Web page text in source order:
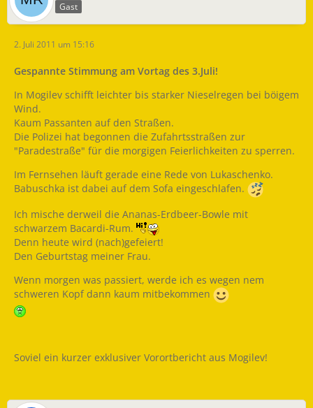
Gast
2. Juli 2011 um 15:16
Gespannte Stimmung am Vortag des 3.Juli!
In Mogilev schifft leichter bis starker Nieselregen bei böigem
Wind.
Kaum Passanten auf den Straßen.
Die Polizei hat begonnen die Zufahrtsstraßen zur
"Paradestraße" für die morgigen Feierlichkeiten zu sperren.
Im Fernsehen läuft gerade eine Rede von Lukaschenko.
Babuschka ist dabei auf dem Sofa eingeschlafen.
Ich mische derweil die Ananas-Erdbeer-Bowle mit
schwarzem Bacardi-Rum.
Denn heute wird (nach)gefeiert!
Den Geburtstag meiner Frau.
Wenn morgen was passiert, werde ich es wegen nem
schweren Kopf dann kaum mitbekommen
Soviel ein kurzer exklusiver Vorortbericht aus Mogilev!